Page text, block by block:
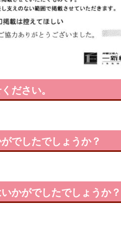
ださい。
でしたでしょうか？
かがでしたでしょうか？